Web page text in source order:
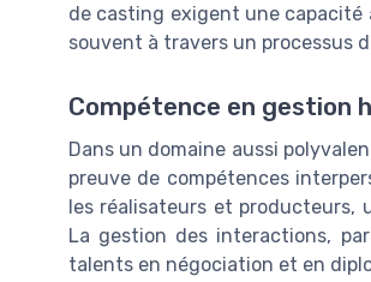
de casting exigent une
souvent à travers un processus
Compétence en gestion
Dans un domaine aussi
preuve de compétences
les réalisateurs et producteurs,
La gestion des interactions,
talents en négociation et en